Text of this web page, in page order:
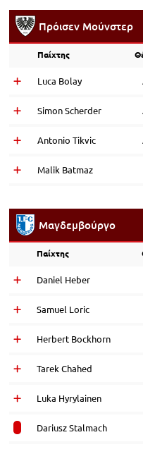
Πρόισεν Μούνστερ
Παίχτης
Luca Bolay
Simon Scherder
Antonio Tikvic
Malik Batmaz
Μαγδεμβούργο
Παίχτης
Daniel Heber
Samuel Loric
Herbert Bockhorn
Tarek Chahed
Luka Hyrylainen
Dariusz Stalmach